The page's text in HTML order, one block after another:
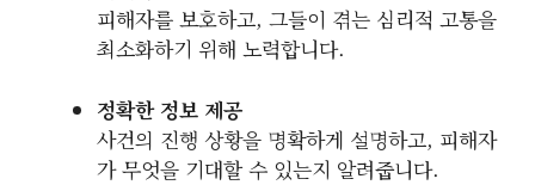
피해자를 보호하고, 그들이 겪는 심리적 고통을
최소화하기 위해 노력합니다.
정확한 정보 제공
사건의 진행 상황을 명확하게 설명하고, 피해자
가 무엇을 기대할 수 있는지 알려줍니다.